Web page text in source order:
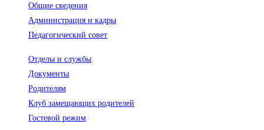
Общие сведения
Администрация и кадры
Педагогический совет
Отделы и службы
Документы
Родителям
Клуб замещающих родителей
Гостевой режим